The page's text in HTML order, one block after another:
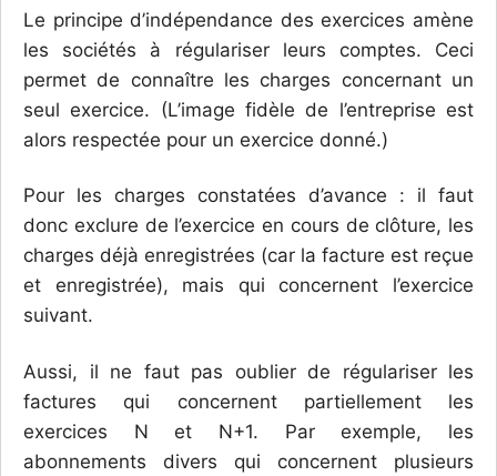
Le principe d’indépendance des exercices amène
les sociétés à régulariser leurs comptes. Ceci
permet de connaître les charges concernant un
seul exercice. (L’image fidèle de l’entreprise est
alors respectée pour un exercice donné.)
Pour les charges constatées d’avance : il faut
donc exclure de l’exercice en cours de clôture, les
charges déjà enregistrées (car la facture est reçue
et enregistrée), mais qui concernent l’exercice
suivant.
Aussi, il ne faut pas oublier de régulariser les
factures qui concernent partiellement les
exercices N et N+1. Par exemple, les
abonnements divers qui concernent plusieurs